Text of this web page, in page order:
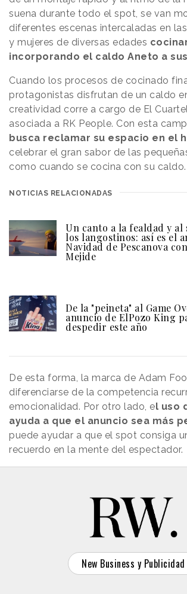
suena durante todo el spot, se van
diferentes escenas intercaladas en
y mujeres de diversas edades
incorporando el caldo Aneto a
Cuando los procesos de cocinado
protagonistas disfrutan de un caldo
creatividad corre a cargo de El
asociada a RK People. Con esta
busca reclamar su espacio en el
celebrar el gran sabor de las
como cuando se cocina con su caldo.
NOTICIAS RELACIONADAS
Un canto a la fealdad y al
los langostinos: así es el
Navidad de Pescanova
Mejide
De la "peineta" al Game
anuncio de ElPozo King
despedir este año
De esta forma, la marca de Adam
diferenciarse de la competencia
emocionalidad. Por otro lado, el uso
ayuda a que el anuncio sea más
puede ayudar a que el spot consiga
recuerdo en la mente del espectador.
New Business y Publicidad